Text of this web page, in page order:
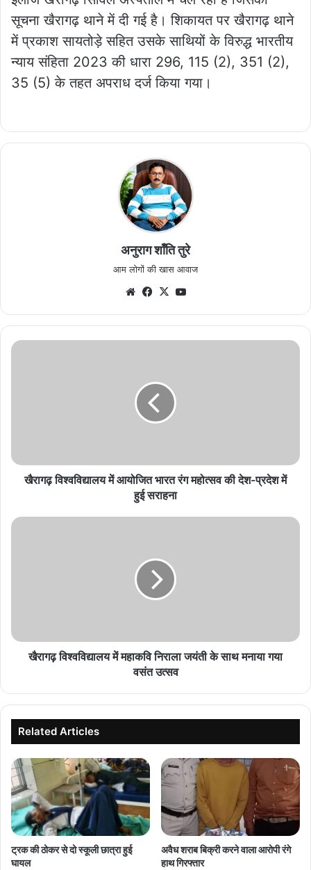
सूचना खैरागढ़ थाने में दी गई है। शिकायत पर खैरागढ़ थाने
में प्रकाश सायतोड़े सहित उसके साथियों के विरुद्ध भारतीय
न्याय संहिता 2023 की धारा 296, 115 (2), 351 (2),
35 (5) के तहत अपराध दर्ज किया गया।
अनुराग शाँति तुरे
आम लोगों की खास आवाज
WebsiteFacebook
X
खैरागढ़
देश-
प्रदेश
सराहना
खैरागढ़ विश्वविद्यालय में आयोजित भारत रंग महोत्सव की देश-प्रदेश में
हुई सराहना
खैरागढ़
मनाया
खैरागढ़ विश्वविद्यालय में महाकवि निराला जयंती के साथ मनाया गया
वसंत उत्सव
Related Articles
ट्रक की ठोकर से दो स्कूली छात्रा हुई
घायल
अवैध शराब बिक्री करने वाला आरोपी रंगे
हाथ गिरफ्तार